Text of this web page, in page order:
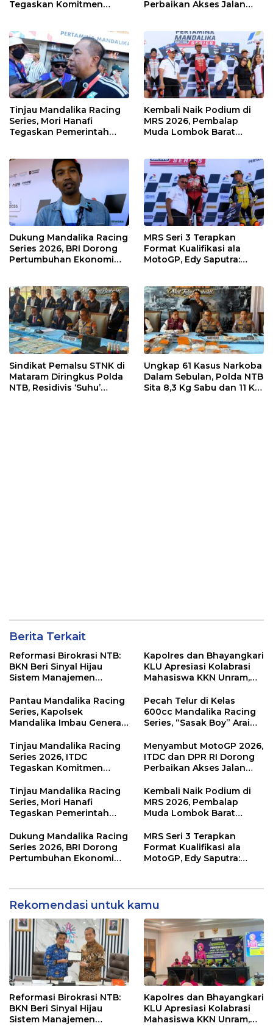
Tegaskan Komitmen
Kawasan
Perbaikan Akses Jalan
Tinjau Mandalika Racing
Series, Mori Hanafi
Tegaskan Pemerintah
Kembali Naik Podium di
MRS 2026, Pembalap
Muda Lombok Barat
Dukung Mandalika Racing
Series 2026, BRI Dorong
Pertumbuhan Ekonomi
MRS Seri 3 Terapkan
Format Kualifikasi ala
MotoGP, Edy Saputra:
Sindikat Pemalsu STNK di
Mataram Diringkus Polda
NTB, Residivis ‘Suhu’
Ungkap 61 Kasus Narkoba
Dalam Sebulan, Polda NTB
Sita 8,3 Kg Sabu dan 11 Kg
Berita Terkait
Reformasi Birokrasi NTB:
BKN Beri Sinyal Hijau
Sistem Manajemen
Kapolres dan Bhayangkari
KLU Apresiasi Kolabrasi
Mahasiswa KKN Unram,
Sampah Jadi Rupiah
Pantau Mandalika Racing
Series, Kapolsek
Mandalika Imbau Generasi
Sirkuit, Bukan Jalan Raya
Pecah Telur di Kelas
600cc Mandalika Racing
Series, “Sasak Boy” Arai
Kemenangan
Tinjau Mandalika Racing
Series 2026, ITDC
Tegaskan Komitmen
Dampak Ekonomi
Kawasan
Menyambut MotoGP 2026,
ITDC dan DPR RI Dorong
Perbaikan Akses Jalan
di KEK Mandalika
Tinjau Mandalika Racing
Series, Mori Hanafi
Tegaskan Pemerintah
NTB
Kembali Naik Podium di
MRS 2026, Pembalap
Muda Lombok Barat
Menuju Tingkat Asia
Dukung Mandalika Racing
Series 2026, BRI Dorong
Pertumbuhan Ekonomi
MRS Seri 3 Terapkan
Format Kualifikasi ala
MotoGP, Edy Saputra:
Rekomendasi untuk kamu
Reformasi Birokrasi NTB:
BKN Beri Sinyal Hijau
Sistem Manajemen
Kapolres dan Bhayangkari
KLU Apresiasi Kolabrasi
Mahasiswa KKN Unram,